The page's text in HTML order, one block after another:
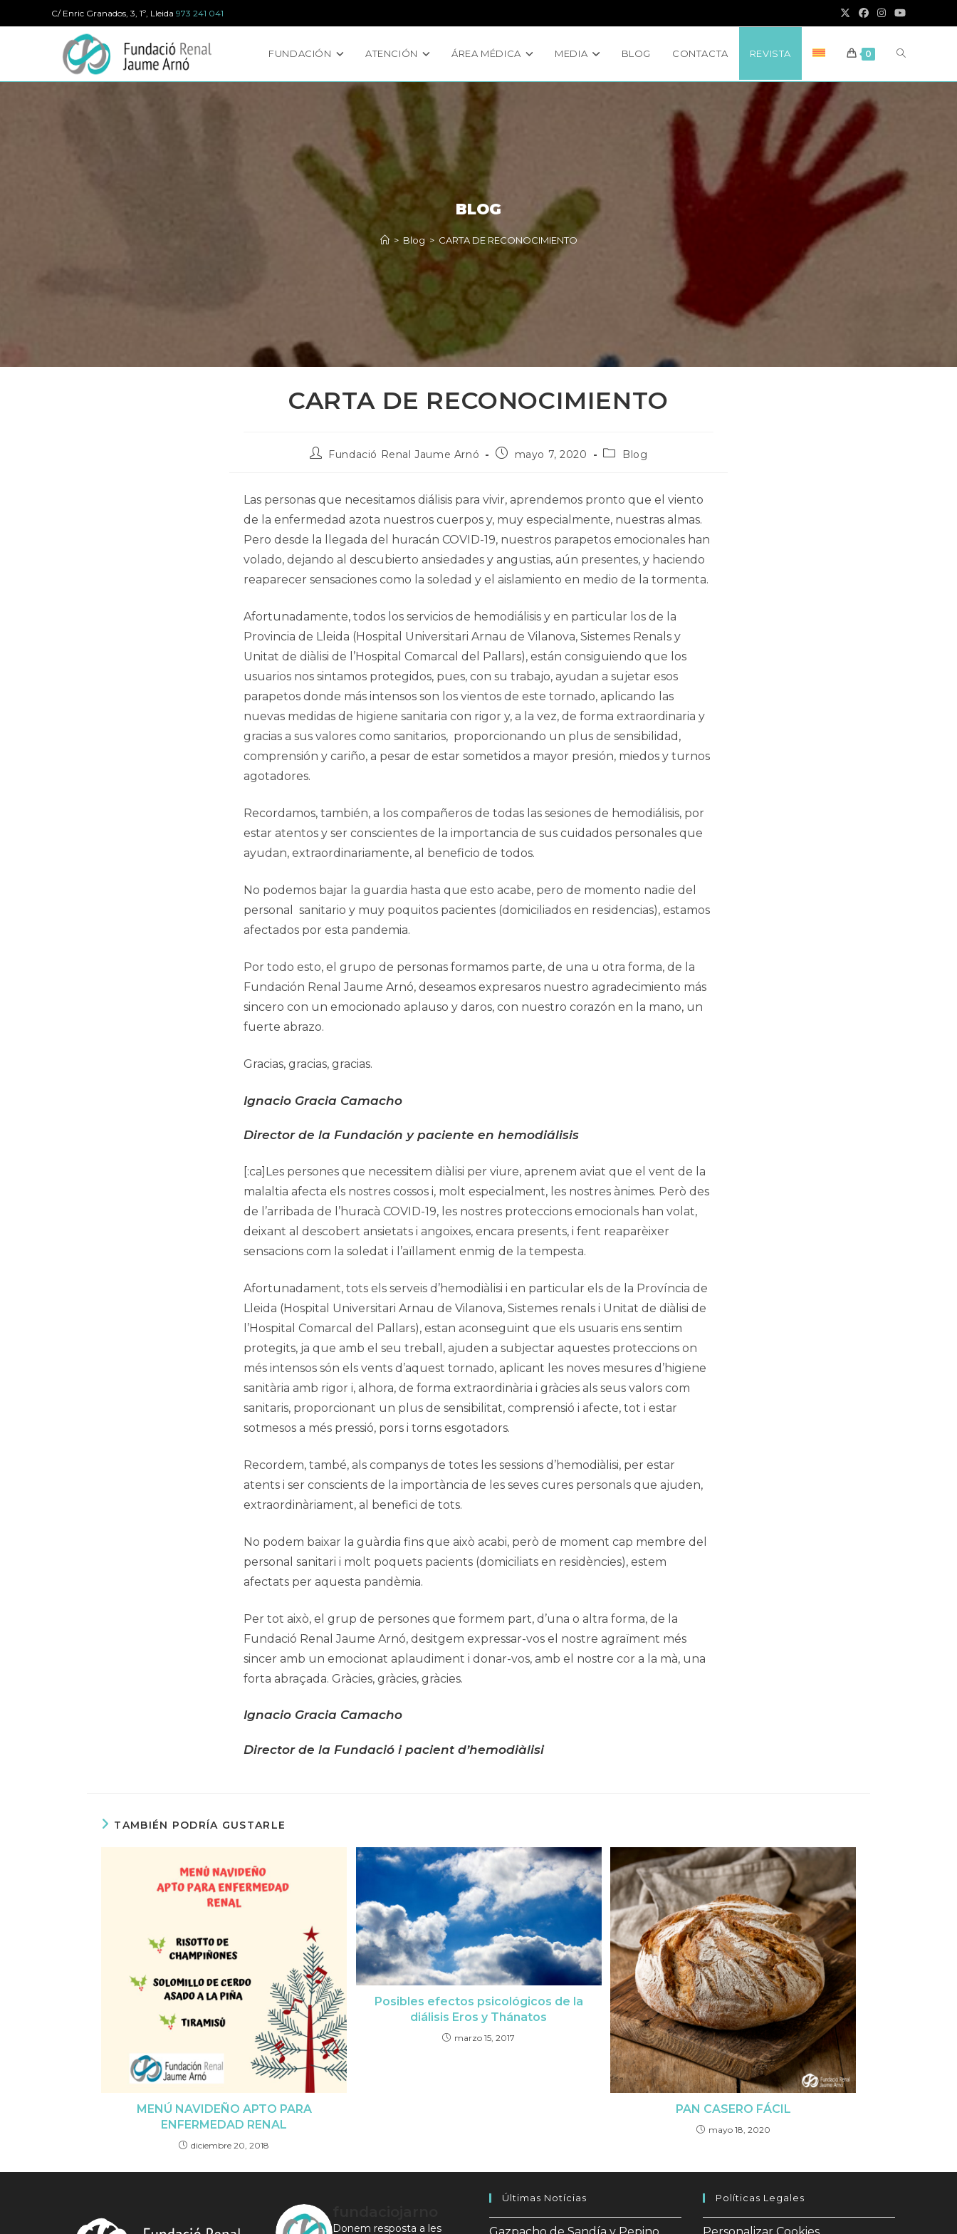
al
C/ Enric Granados, 3, 1º, Lleida 973 241 041
FUNDACIÓN ATENCIÓN ÁREA MÉDICA MEDIA BLOG CONTACTA REVISTA 0 ALTERNAR
BLOG
> Blog > CARTA DE RECONOCIMIENTO
CARTA DE RECONOCIMIENTO
AutorFundació Renal Jaume Arnó
Publicación
mayo 7, 2020
Categoría
publicación:
Blog
Las personas que necesitamos diálisis para vivir, aprendemos pronto que el viento
de la enfermedad azota nuestros cuerpos y, muy especialmente, nuestras almas.
Pero desde la llegada del huracán COVID-19, nuestros parapetos emocionales han
volado, dejando al descubierto ansiedades y angustias, aún presentes, y haciendo
reaparecer sensaciones como la soledad y el aislamiento en medio de la tormenta.
Afortunadamente, todos los servicios de hemodiálisis y en particular los de la
Provincia de Lleida (Hospital Universitari Arnau de Vilanova, Sistemes Renals y
Unitat de diàlisi de l’Hospital Comarcal del Pallars), están consiguiendo que los
usuarios nos sintamos protegidos, pues, con su trabajo, ayudan a sujetar esos
parapetos donde más intensos son los vientos de este tornado, aplicando las
nuevas medidas de higiene sanitaria con rigor y, a la vez, de forma extraordinaria y
gracias a sus valores como sanitarios, proporcionando un plus de sensibilidad,
comprensión y cariño, a pesar de estar sometidos a mayor presión, miedos y turnos
agotadores.
Recordamos, también, a los compañeros de todas las sesiones de hemodiálisis, por
estar atentos y ser conscientes de la importancia de sus cuidados personales que
ayudan, extraordinariamente, al beneficio de todos.
No podemos bajar la guardia hasta que esto acabe, pero de momento nadie del
personal sanitario y muy poquitos pacientes (domiciliados en residencias), estamos
afectados por esta pandemia.
Por todo esto, el grupo de personas formamos parte, de una u otra forma, de la
Fundación Renal Jaume Arnó, deseamos expresaros nuestro agradecimiento más
sincero con un emocionado aplauso y daros, con nuestro corazón en la mano, un
fuerte abrazo.
Gracias, gracias, gracias.
Ignacio Gracia Camacho
Director de la Fundación y paciente en hemodiálisis
[:ca]Les persones que necessitem diàlisi per viure, aprenem aviat que el vent de la
malaltia afecta els nostres cossos i, molt especialment, les nostres ànimes. Però des
de l’arribada de l’huracà COVID-19, les nostres proteccions emocionals han volat,
deixant al descobert ansietats i angoixes, encara presents, i fent reaparèixer
sensacions com la soledat i l’aïllament enmig de la tempesta.
Afortunadament, tots els serveis d’hemodiàlisi i en particular els de la Província de
Lleida (Hospital Universitari Arnau de Vilanova, Sistemes renals i Unitat de diàlisi de
l’Hospital Comarcal del Pallars), estan aconseguint que els usuaris ens sentim
protegits, ja que amb el seu treball, ajuden a subjectar aquestes proteccions on
més intensos són els vents d’aquest tornado, aplicant les noves mesures d’higiene
sanitària amb rigor i, alhora, de forma extraordinària i gràcies als seus valors com
sanitaris, proporcionant un plus de sensibilitat, comprensió i afecte, tot i estar
sotmesos a més pressió, pors i torns esgotadors.
Recordem, també, als companys de totes les sessions d’hemodiàlisi, per estar
atents i ser conscients de la importància de les seves cures personals que ajuden,
extraordinàriament, al benefici de tots.
No podem baixar la guàrdia fins que això acabi, però de moment cap membre del
personal sanitari i molt poquets pacients (domiciliats en residències), estem
afectats per aquesta pandèmia.
Per tot això, el grup de persones que formem part, d’una o altra forma, de la
Fundació Renal Jaume Arnó, desitgem expressar-vos el nostre agraïment més
sincer amb un emocionat aplaudiment i donar-vos, amb el nostre cor a la mà, una
forta abraçada. Gràcies, gràcies, gràcies.
Ignacio Gracia Camacho
Director de la Fundació i pacient d’hemodiàlisi
TAMBIÉN PODRÍA GUSTARLE
MENÚ NAVIDEÑO APTO PARA
ENFERMEDAD RENAL
diciembre 20, 2018
Posibles efectos psicológicos de la
diálisis Eros y Thánatos
marzo 15, 2017
PAN CASERO FÁCIL
mayo 18, 2020
Donem resposta a les
Últimas Notícias Políticas Legales